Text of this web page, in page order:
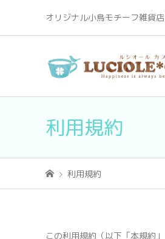
オリジナル小鳥モチーフ雑貨
利用規約
利用規約
この利用規約（以下「本規約